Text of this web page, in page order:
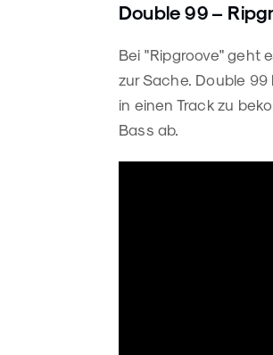
Double 99 –
Bei "Ripgroove" geht
zur Sache. Double
in einen Track zu
Bass ab.